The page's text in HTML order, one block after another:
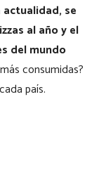
actualidad, se
al año y el
del mundo
consumidas?
país.